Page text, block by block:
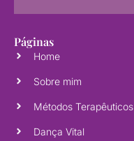
Páginas
Home
Sobre mim
Métodos Terapêuticos
Dança Vital